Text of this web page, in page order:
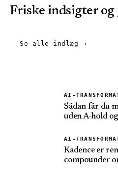
Friske indsigter og
Se alle indlæg →
AI-
Sådan får du
uden A-hold
AI-
Kadence er
compounder